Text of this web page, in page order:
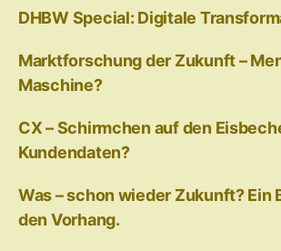
DHBW Special: Digitale
Marktforschung der Zukunft –
Maschine?
CX – Schirmchen auf den
Kundendaten?
Was – schon wieder Zukunft? Ein
den Vorhang.